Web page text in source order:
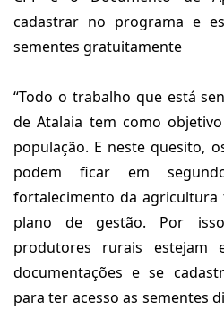
cadastrar no programa e
sementes gratuitamente
“Todo o trabalho que está
de Atalaia tem como
população. E neste quesito,
podem ficar em
fortalecimento da agricultura
plano de gestão. Por
produtores rurais
documentações e se
para ter acesso as sementes